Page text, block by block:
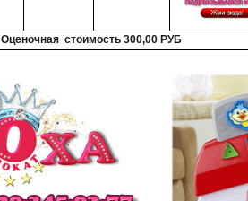
Оценочная стоимость 300,00 РУБ